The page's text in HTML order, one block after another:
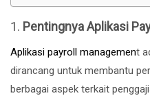
1. Pentingnya Aplikasi
Aplikasi payroll management
dirancang untuk membantu
berbagai aspek terkait